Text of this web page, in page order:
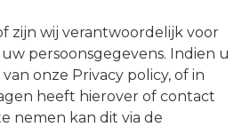
zijn wij verantwoordelijk voor
persoonsgegevens. Indien u
onze Privacy policy, of in
heeft hierover of contact
nemen kan dit via de